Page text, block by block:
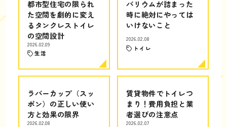
都市型住宅の限られ
た空間を劇的に変え
るタンクレストイレ
の空間設計
2026.02.09
生活
バリウムが詰まった
時に絶対にやっては
いけないこと
2026.02.08
トイレ
ラバーカップ（スッ
ポン）の正しい使い
方と効果の限界
2026.02.08
賃貸物件でトイレつ
まり！費用負担と業
者選びの注意点
2026.02.07